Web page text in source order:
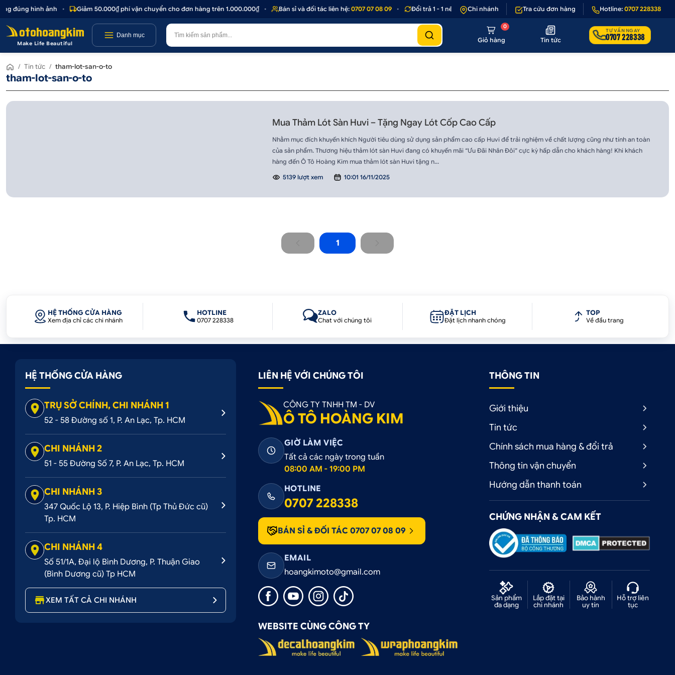
đúng hình ảnh Giảm 50.000₫ phí vận chuyển cho đơn hàng trên 1.000.000₫ Bán sỉ và đối tác liên hệ:0707 07 08 09 Đổi trả 1 - 1 nếu sản phẩm lỗi hoặc không đúng hình ảnh Giảm 50.000₫ phí vận
Chi nhánh Tra cứu đơn hàng Hotline: 0707 228338
Make Life Beautiful
Danh mục
Giỏ hàng
0
Tin tức
TƯ VẤN NGAY
0707 228338
/ Tin tức / tham-lot-san-o-to
tham-lot-san-o-to
Mua Thảm Lót Sàn Huvi – Tặng Ngay Lót Cốp Cao Cấp
Nhằm mục đích khuyến khích Người tiêu dùng sử dụng sản phẩm cao cấp Huvi để trải nghiệm về chất lượng cũng như tính an toàn
của sản phẩm. Thương hiệu thảm lót sàn Huvi đang có khuyến mãi “Ưu Đãi Nhân Đôi” cực kỳ hấp dẫn cho khách hàng! Khi khách
hàng đến Ô Tô Hoàng Kim mua thảm lót sàn Huvi tặng n...
5139 lượt xem 10:01 16/11/2025
1
HỆ THỐNG CỬA HÀNG
Xem địa chỉ các chi nhánh
HOTLINE
0707 228338
ZALO
Chat với chúng tôi
ĐẶT LỊCH
Đặt lịch nhanh chóng
TOP
Về đầu trang
HỆ THỐNG CỬA HÀNG
TRỤ SỞ CHÍNH, CHI NHÁNH 1
52 - 58 Đường số 1, P. An Lạc, Tp. HCM
CHI NHÁNH 2
51 - 55 Đường Số 7, P. An Lạc, Tp. HCM
CHI NHÁNH 3
347 Quốc Lộ 13, P. Hiệp Bình (Tp Thủ Đức cũ)
Tp. HCM
CHI NHÁNH 4
Số 51/1A, Đại lộ Bình Dương, P. Thuận Giao
(Bình Dương cũ) Tp HCM
XEM TẤT CẢ CHI NHÁNH
LIÊN HỆ VỚI CHÚNG TÔI
CÔNG TY TNHH TM - DV
Ô TÔ HOÀNG KIM
GIỜ LÀM VIỆC
Tất cả các ngày trong tuần
08:00 AM - 19:00 PM
HOTLINE
0707 228338
BÁN SỈ & ĐỐI TÁC 0707 07 08 09
EMAIL
hoangkimoto@gmail.com
WEBSITE CÙNG CÔNG TY
THÔNG TIN
Giới thiệu
Tin tức
Chính sách mua hàng & đổi trả
Thông tin vận chuyển
Hướng dẫn thanh toán
CHỨNG NHẬN & CAM KẾT
Sản phẩm
đa dạng
Lắp đặt tại
chi nhánh
Bảo hành
uy tín
Hỗ trợ liên
tục